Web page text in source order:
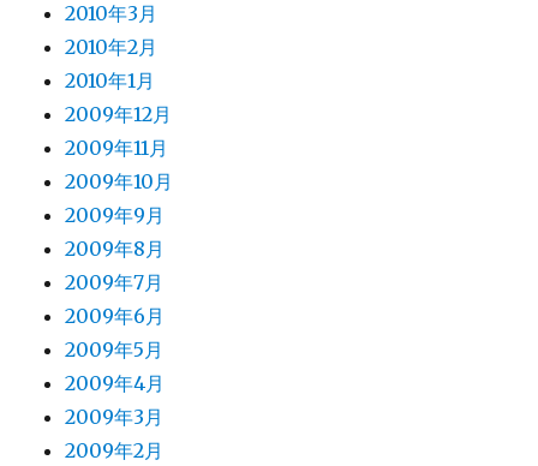
2010年3月
2010年2月
2010年1月
2009年12月
2009年11月
2009年10月
2009年9月
2009年8月
2009年7月
2009年6月
2009年5月
2009年4月
2009年3月
2009年2月